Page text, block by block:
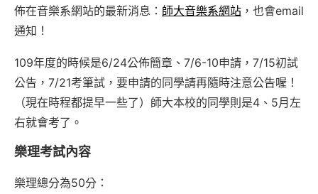
佈在音樂系網站的最新消息： 師大音樂系網站 ，也會email
通知！
109年度的時候是6/24公佈簡章、7/6-10申請，7/15初試
公告，7/21考筆試，要申請的同學請再隨時注意公告喔！
（現在時程都提早一些了）師大本校的同學則是4、5月左
右就會考了。
樂理考試內容
樂理總分為50分：